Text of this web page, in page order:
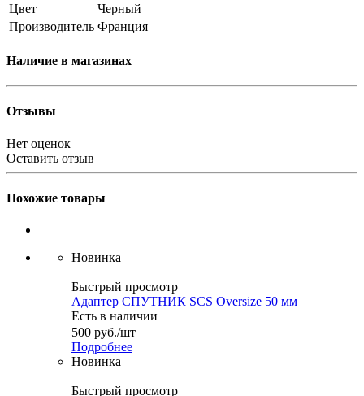
Цвет
Черный
Производитель Франция
Наличие в магазинах
Отзывы
Нет оценок
Оставить отзыв
Похожие товары
Новинка
Быстрый просмотр
Адаптер СПУТНИК SCS Oversize 50 мм
Есть в наличии
500 руб./шт
Подробнее
Новинка
Быстрый просмотр